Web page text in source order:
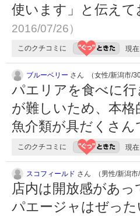
使います」と伝え
2016/07/26）
このクチコミに 現在
ブルーベリー さん （女性/新潟市/30
パエリアを食べに
が難しいため、本
魚介類が具だくさん
このクチコミに 現在
スコフィールド さん （男性/新潟市/
店内は開放感があ
パエージャはぜっ